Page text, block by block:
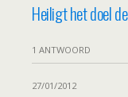
Heiligt het doel
1 ANTWOORD
27/01/2012